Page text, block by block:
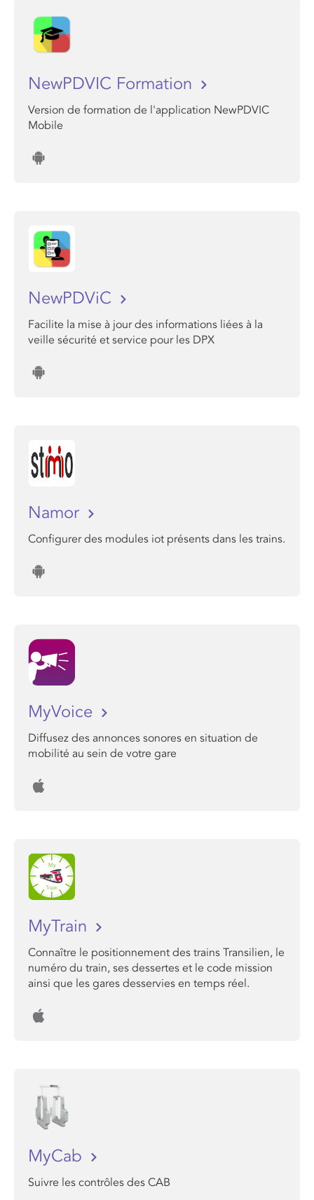
NewPDVIC Formation
Version de formation de l'application NewPDVIC
Mobile
NewPDViC
Facilite la mise à jour des informations liées à la
veille sécurité et service pour les DPX
Namor
Configurer des modules iot présents dans les trains.
MyVoice
Diffusez des annonces sonores en situation de
mobilité au sein de votre gare
MyTrain
Connaître le positionnement des trains Transilien, le
numéro du train, ses dessertes et le code mission
ainsi que les gares desservies en temps réel.
MyCab
Suivre les contrôles des CAB